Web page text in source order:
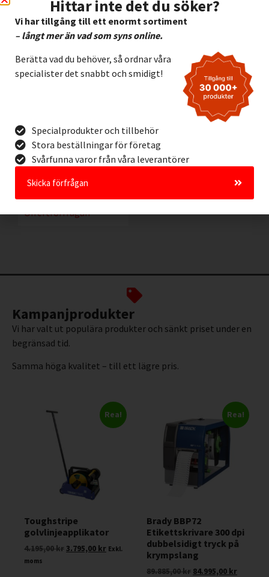
Etikett Brady B423
Polyester VIT, 31.75 x
6.35 mm
1.610,00kr Exkl. moms
Offertförfrågan
Kampanjprodukter
Vi har valt ut populära produkter och sänkt priset under en
begränsad tid.
Samma höga kvalitet – till ett lägre pris.
Rea!
Toughstripe
golvlinjeapplikator
4.195,00kr3.795,00 kr Exkl.
moms
Rea!
Brady BBP72
Etikettskrivare 300 dpi
dubbelsidigt tryck på
krympslang
89.885,00kr 84.995,00 kr
Hittar inte det du söker?
Vi har tillgång till ett enormt sortiment
– långt mer än vad som syns online.
Berätta vad du behöver, så ordnar våra
specialister det snabbt och smidigt!
Specialprodukter och tillbehör
Stora beställningar för företag
Svårfunna varor från våra leverantörer
Skicka förfrågan